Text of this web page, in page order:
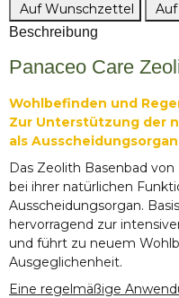
Auf Wunschzettel
Beschreibung
Panaceo Care
Wohlbefinden und
Zur Unterstützung der
als
Das Zeolith Basenbad
bei ihrer natürlichen
Ausscheidungsorgan.
hervorragend zur
und führt zu neuem
Ausgeglichenheit.
Eine regelmäßige